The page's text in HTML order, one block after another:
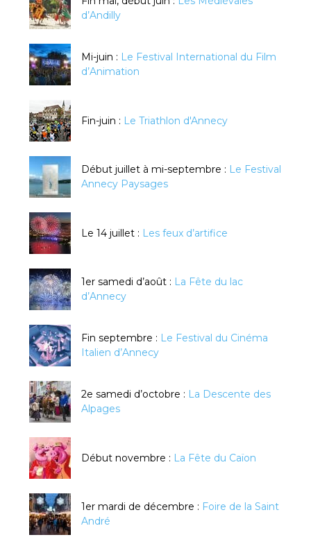
d’Andilly
Mi-juin : Le Festival International du Film
d’Animation
Fin-juin : Le Triathlon d'Annecy
Début juillet à mi-septembre : Le Festival
Annecy Paysages
Le 14 juillet : Les feux d’artifice
1er samedi d’août : La Fête du lac
d’Annecy
Fin septembre : Le Festival du Cinéma
Italien d’Annecy
2e samedi d’octobre : La Descente des
Alpages
Début novembre : La Fête du Caïon
1er mardi de décembre : Foire de la Saint
André